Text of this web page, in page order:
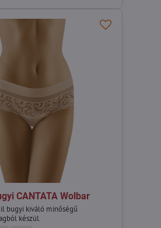
CANTATA Wolbar
bugyi kiváló minőségű
készül.